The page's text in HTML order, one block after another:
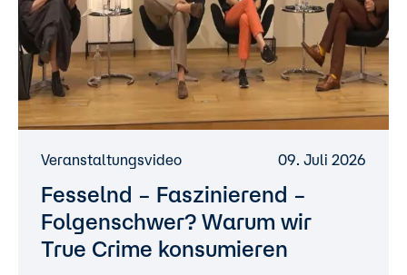
Veranstaltungsvideo 09. Juli 2026
Fesselnd – Faszinierend –
Folgenschwer? Warum wir
True Crime konsumieren